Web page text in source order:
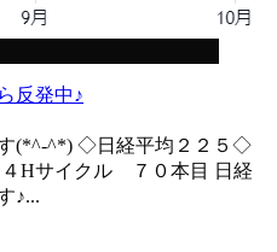
反発中♪
す(*^-^*) ◇日経平均２２５◇
Hサイクル ７０本目 日経
♪...